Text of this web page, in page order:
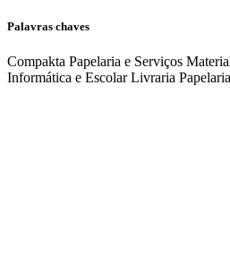
Palavras chaves
Compakta Papelaria e Serviços
Informática e Escolar Livraria Papelaria